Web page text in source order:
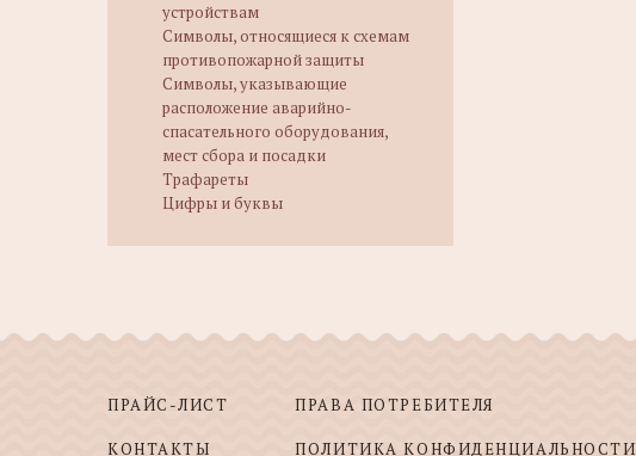
устройствам
Символы, относящиеся к схемам
противопожарной защиты
Символы, указывающие
расположение аварийно-
спасательного оборудования,
мест сбора и посадки
Трафареты
Цифры и буквы
ПРАЙС-ЛИСТ
КОНТАКТЫ
ПРАВА ПОТРЕБИТЕЛЯ
ПОЛИТИКА КОНФИДЕНЦИАЛЬНОСТИ